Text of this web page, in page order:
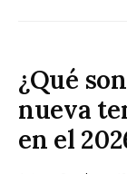
¿Qué
nueva
en el